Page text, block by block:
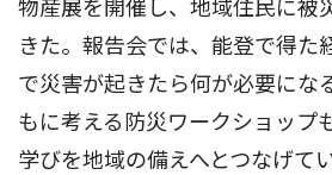
物産展を開催し、地域住民に被
きた。報告会では、能登で得た
で災害が起きたら何が必要にな
もに考える防災ワークショップ
学びを地域の備えへとつなげて